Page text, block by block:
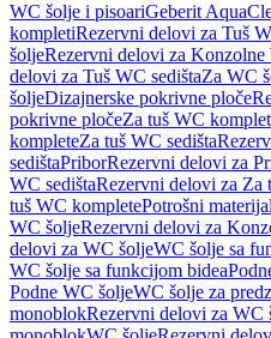
WC šolje i pisoariGeberit
kompletiRezervni delovi za Tuš
šoljeRezervni delovi za Konzolne
delovi za Tuš WC sedištaZa WC
šoljeDizajnerske pokrivne ploče
pokrivne pločeZa tuš WC
kompleteZa tuš WC sedišta
sedištaPriborRezervni delovi za
WC sedištaRezervni delovi za Za
tuš WC kompletePotrošni
WC šoljeRezervni delovi za
delovi za WC šoljeWC šolje sa
WC šolje sa funkcijom bidea
Podne WC šoljeWC šolje za
monoblokRezervni delovi za WC